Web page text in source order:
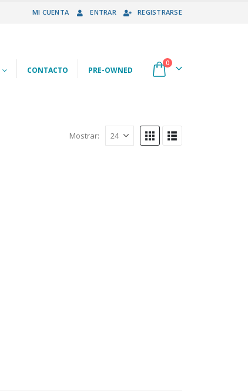
MI CUENTA ENTRAR REGISTRARSE
CONTACTO PRE-OWNED
0
Mostrar: